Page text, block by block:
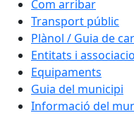
Com arribar
Transport públic
Plànol / Guia de
Entitats i
Equipaments
Guia del municipi
Informació del